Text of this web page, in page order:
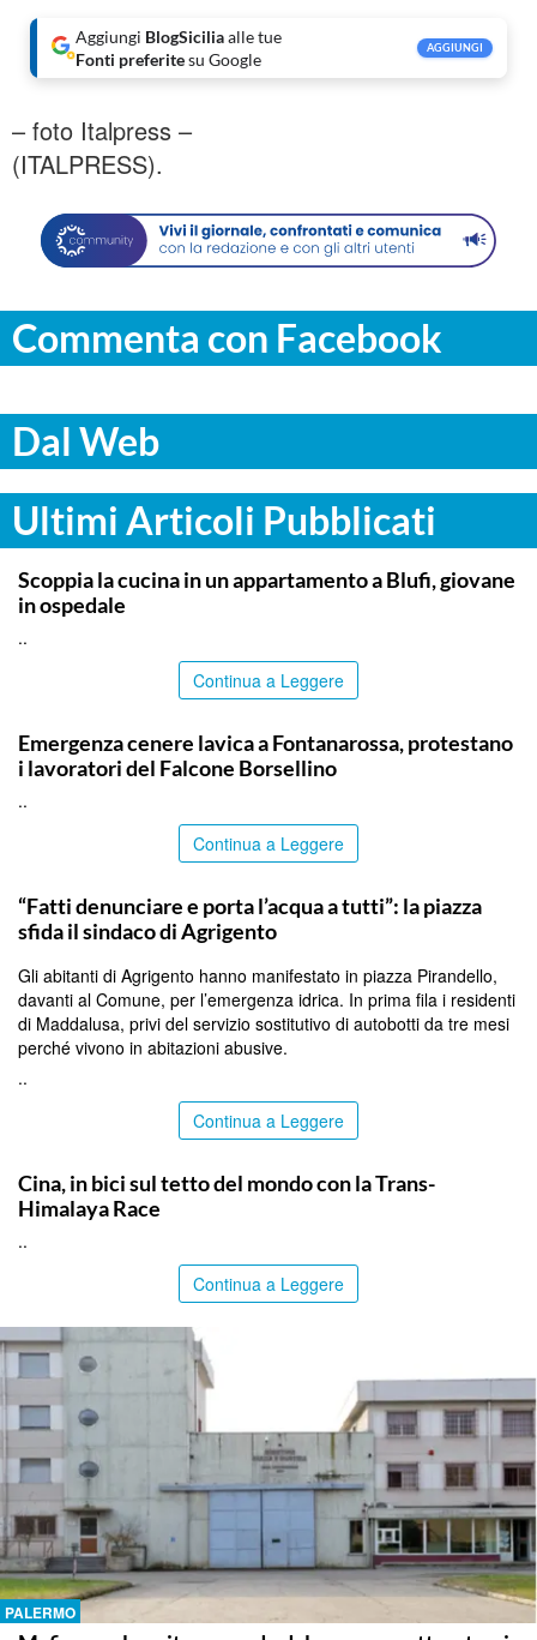
Aggiungi BlogSiciliaalle tue
Fonti preferitesu Google
AGGIUNGI
– foto Italpress –
(ITALPRESS).
Commenta con Facebook
Dal Web
Ultimi Articoli Pubblicati
PALERMO
Scoppia la cucina in un appartamento a Blufi, giovane
in ospedale
..
Continua a Leggere
Emergenza cenere lavica a Fontanarossa, protestano
i lavoratori del Falcone Borsellino
..
Continua a Leggere
“Fatti denunciare e porta l’acqua a tutti”: la piazza
sfida il sindaco di Agrigento
Gli abitanti di Agrigento hanno manifestato in piazza Pirandello,
davanti al Comune, per l’emergenza idrica. In prima fila i residenti
di Maddalusa, privi del servizio sostitutivo di autobotti da tre mesi
perché vivono in abitazioni abusive.
..
Continua a Leggere
Cina, in bici sul tetto del mondo con la Trans-
Himalaya Race
..
Continua a Leggere
PALERMO